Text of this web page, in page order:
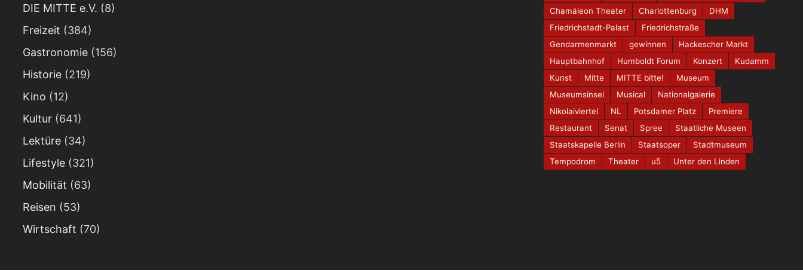
DIE MITTE e.V. (8)
Freizeit (384)
Gastronomie (156)
Historie (219)
Kino (12)
Kultur (641)
Lektüre (34)
Lifestyle (321)
Mobilität (63)
Reisen (53)
Wirtschaft (70)
Chamäleon Theater
Charlottenburg
DHM
Friedrichstadt-Palast
Friedrichstraße
Gendarmenmarkt
gewinnen
Hackescher Markt
Hauptbahnhof
Humboldt Forum Konzert
Kudamm
Kunst
Mitte MITTE bitte!
Museum
Museumsinsel
Musical
Nationalgalerie
Nikolaiviertel
NL Potsdamer Platz
Premiere
Restaurant
Senat Spree
Staatliche Museen
Staatskapelle Berlin
Staatsoper
Stadtmuseum
Tempodrom
Theater u5 Unter den Linden